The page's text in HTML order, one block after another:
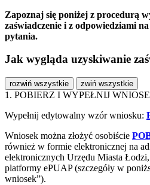
Zapoznaj się poniżej z procedurą
zaświadczenie i z odpowiedziami
pytania.
Jak wygląda uzyskiwanie
rozwiń wszystkie zwiń wszystkie
1. POBIERZ I WYPEŁNIJ
Wypełnij edytowalny wzór wniosku:
Wniosek można złożyć osobiście
również w formie elektronicznej na
elektronicznych Urzędu Miasta
platformy ePUAP (szczegóły w
wniosek”).